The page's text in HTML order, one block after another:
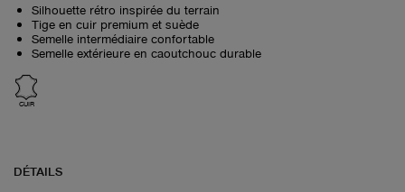
Silhouette rétro inspirée du terrain
Tige en cuir premium et suède
Semelle intermédiaire confortable
Semelle extérieure en caoutchouc durable
CUIR
DÉTAILS